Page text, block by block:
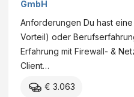
NÖ/Zwettl - MP2
IT
GmbH
Anforderungen Du hast
Vorteil) oder
Erfahrung mit Firewall- &
Client…
€ 3.063